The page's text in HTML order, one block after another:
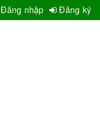
Đăng nhập Đăng ký